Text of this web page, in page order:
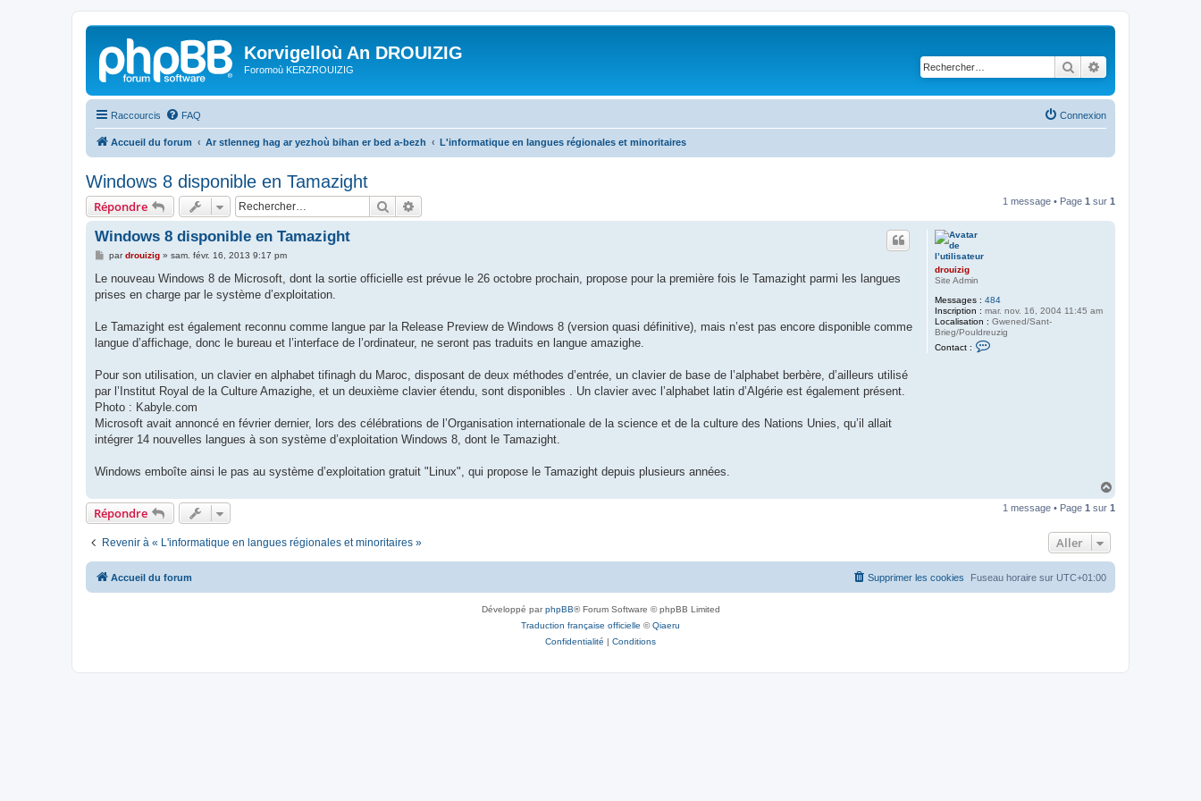
Korvigelloù An DROUIZIG
Foromoù KERZROUIZIG Rechercher
Raccourcis FAQ Connexion
Accueil du forum Ar stlenneg hag ar yezhoù bihan er bed a-bezh L'informatique en langues régionales et minoritaires
Windows 8 disponible en Tamazight
Répondre Rechercher 1 message • Page 1 sur 1
drouizig
Site Admin
Messages : 484
Inscription : mar. nov. 16, 2004 11:45 am
Localisation : Gwened/Sant-
Brieg/Pouldreuzig
Contact :
Windows 8 disponible en Tamazight
M
s
a
pardrouizig» sam. févr. 16, 2013 9:17 pm
Le nouveau Windows 8 de Microsoft, dont la sortie officielle est prévue le 26 octobre prochain, propose pour la première fois le Tamazight parmi les langues
prises en charge par le système d’exploitation.
Le Tamazight est également reconnu comme langue par la Release Preview de Windows 8 (version quasi définitive), mais n’est pas encore disponible comme
langue d’affichage, donc le bureau et l’interface de l’ordinateur, ne seront pas traduits en langue amazighe.
Pour son utilisation, un clavier en alphabet tifinagh du Maroc, disposant de deux méthodes d’entrée, un clavier de base de l’alphabet berbère, d’ailleurs utilisé
par l’Institut Royal de la Culture Amazighe, et un deuxième clavier étendu, sont disponibles . Un clavier avec l’alphabet latin d’Algérie est également présent.
Photo : Kabyle.com
Microsoft avait annoncé en février dernier, lors des célébrations de l’Organisation internationale de la science et de la culture des Nations Unies, qu’il allait
intégrer 14 nouvelles langues à son système d’exploitation Windows 8, dont le Tamazight.
Windows emboîte ainsi le pas au système d’exploitation gratuit "Linux", qui propose le Tamazight depuis plusieurs années.
u
Répondre 1 message • Page 1 sur 1
Revenir à « L'informatique en langues régionales et minoritaires » Aller
Accueil du forum Fuseau horaire sur UTC+01:00
Supprimer les cookies
Développé parphpBB® Forum Software © phpBB Limited
Traduction française officielle ©Qiaeru
Confidentialité | Conditions